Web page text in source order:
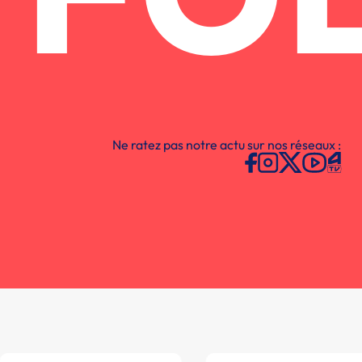
Ne ratez pas notre actu sur nos réseaux :